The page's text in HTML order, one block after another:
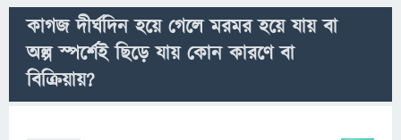
কাগজ দীর্ঘদিন হয়ে গেলে মরমর হয়ে যায় বা
অল্প স্পর্শেই ছিড়ে যায় কোন কারণে বা
বিক্রিয়ায়?